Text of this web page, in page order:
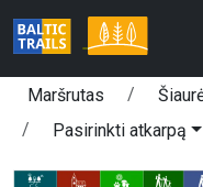
Maršrutas
Pasirinkti atkarpą